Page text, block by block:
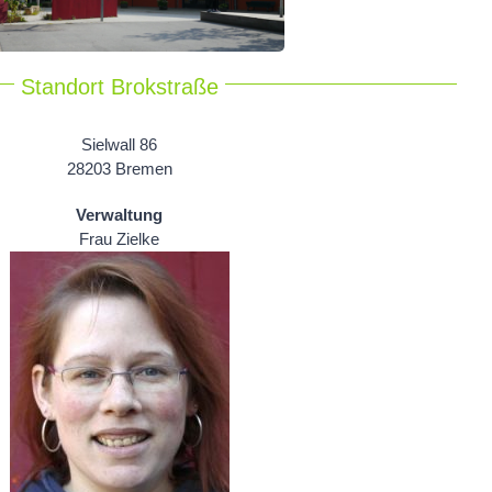
Standort Brokstraße
Sielwall 86
28203 Bremen
Verwaltung
Frau Zielke